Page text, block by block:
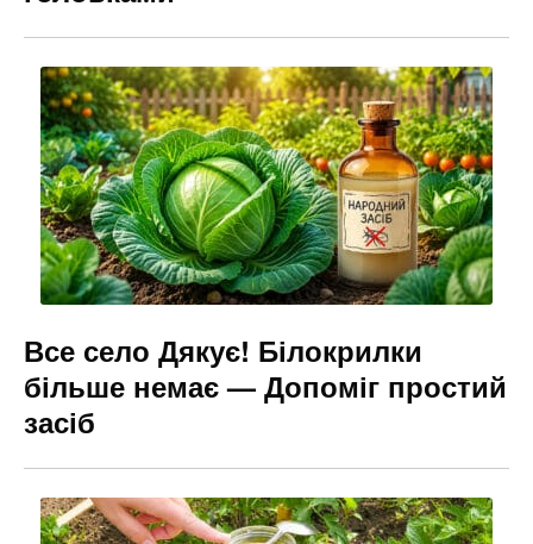
Все село Дякує! Білокрилки
більше немає — Допоміг простий
засіб